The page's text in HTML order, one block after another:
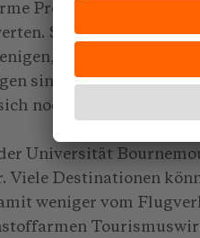
Preise zahlen, da
Scott Cohen von
die sich am
sind, die am meisten
noch keine
Universität
Viele Destinationen
weniger vom